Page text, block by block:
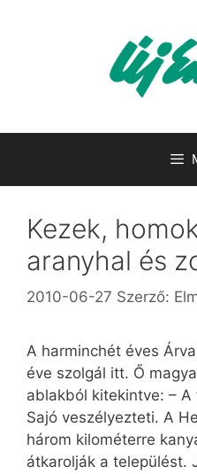
Kezek,
aranyhal és
2010-06-27 Szerző:
A harminchét éves
éve szolgál itt. Ő
ablakból kitekintve: –
Sajó veszélyezteti. A
három kilométerre
átkarolják a települést.